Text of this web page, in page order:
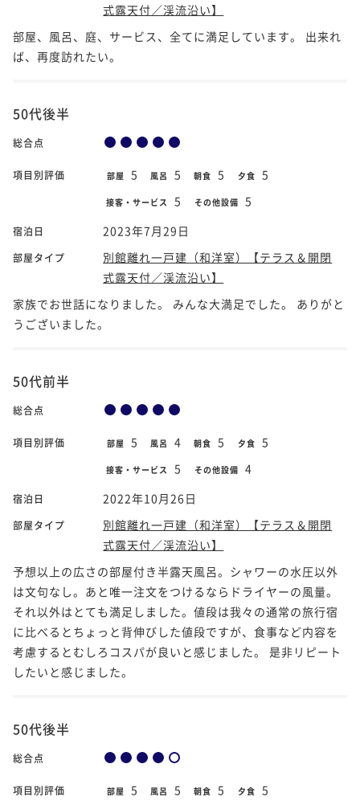
式露天付／渓流沿い】
部屋、風呂、庭、サービス、全てに満足しています。 出来れ
ば、再度訪れたい。
50代後半
総合点
項目別評価 部屋 5 風呂 5 朝食 5 夕食 5
接客・サービス 5 その他設備 5
宿泊日 2023年7月29日
部屋タイプ
別館離れ一戸建（和洋室）【テラス＆開閉
式露天付／渓流沿い】
家族でお世話になりました。 みんな大満足でした。 ありがと
うございました。
50代前半
総合点
項目別評価 部屋 5 風呂 4 朝食 5 夕食 5
接客・サービス 5 その他設備 4
宿泊日 2022年10月26日
部屋タイプ
別館離れ一戸建（和洋室）【テラス＆開閉
式露天付／渓流沿い】
予想以上の広さの部屋付き半露天風呂。シャワーの水圧以外
は文句なし。あと唯一注文をつけるならドライヤーの風量。
それ以外はとても満足しました。値段は我々の通常の旅行宿
に比べるとちょっと背伸びした値段ですが、食事など内容を
考慮するとむしろコスパが良いと感じました。 是非リピート
したいと感じました。
50代後半
総合点
項目別評価 部屋 5 風呂 5 朝食 5 夕食
5